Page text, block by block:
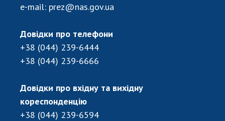
e-mail: prez@nas.gov.ua
Довідки про телефони
+38 (044) 239-6444
+38 (044) 239-6666
Довідки про вхідну та вихідну
кореспонденцію
+38 (044) 239-6594